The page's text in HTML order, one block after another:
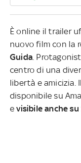
È online il trailer
nuovo film con la
Guida .
centro di una
libertà e amicizia.
disponibile su
evisibile anche su